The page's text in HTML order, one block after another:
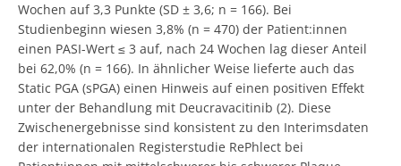
Wochen auf 3,3 Punkte (SD ± 3,6; n = 166). Bei
Studienbeginn wiesen 3,8% (n = 470) der Patient:innen
einen PASI-Wert ≤ 3 auf, nach 24 Wochen lag dieser Anteil
bei 62,0% (n = 166). In ähnlicher Weise lieferte auch das
Static PGA (sPGA) einen Hinweis auf einen positiven Effekt
unter der Behandlung mit Deucravacitinib (2). Diese
Zwischenergebnisse sind konsistent zu den Interimsdaten
der internationalen Registerstudie RePhlect bei